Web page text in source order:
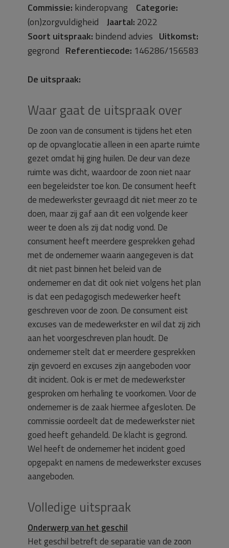
Commissie: kinderopvang Categorie:
(on)zorgvuldigheid Jaartal: 2022
Soort uitspraak: bindend advies Uitkomst:
gegrond Referentiecode: 146286/156583
De uitspraak:
Waar gaat de uitspraak over
De zoon van de consument is tijdens het eten
op de opvanglocatie alleen in een aparte ruimte
gezet omdat hij ging huilen. De deur van deze
ruimte was dicht, waardoor de zoon niet naar
een begeleidster toe kon. De consument heeft
de medewerkster gevraagd dit niet meer zo te
doen, maar zij gaf aan dit een volgende keer
weer te doen als zij dat nodig vond. De
consument heeft meerdere gesprekken gehad
met de ondernemer waarin aangegeven is dat
dit niet past binnen het beleid van de
ondernemer en dat dit ook niet volgens het plan
is dat een pedagogisch medewerker heeft
geschreven voor de zoon. De consument eist
excuses van de medewerkster en wil dat zij zich
aan het voorgeschreven plan houdt. De
ondernemer stelt dat er meerdere gesprekken
zijn gevoerd en excuses zijn aangeboden voor
dit incident. Ook is er met de medewerkster
gesproken om herhaling te voorkomen. Voor de
ondernemer is de zaak hiermee afgesloten. De
commissie oordeelt dat de medewerkster niet
goed heeft gehandeld. De klacht is gegrond.
Wel heeft de ondernemer het incident goed
opgepakt en namens de medewerkster excuses
aangeboden.
Volledige uitspraak
Onderwerp van het geschil
Het geschil betreft de separatie van de zoon